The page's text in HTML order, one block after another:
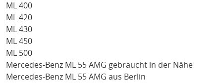
ML 400
ML 420
ML 430
ML 450
ML 500
Mercedes-Benz ML 55 AMG gebraucht in der Nähe
Mercedes-Benz ML 55 AMG aus Berlin